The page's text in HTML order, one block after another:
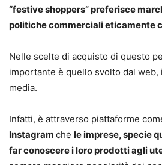
“festive shoppers” preferisce
politiche commerciali eticamente
Nelle scelte di acquisto di questo
importante è quello svolto dal
media.
Infatti, è attraverso piattaforme
Instagram che le imprese, specie
far conoscere i loro prodotti agli